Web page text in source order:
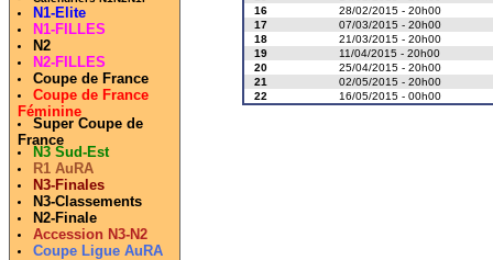
N1-Elite
N1-FILLES
N2
N2-FILLES
Coupe de France
Coupe de France
Féminine
Super Coupe de
France
N3 Sud-Est
R1 AuRA
N3-Finales
N3-Classements
N2-Finale
Accession N3-N2
Coupe Ligue AuRA
16
28/02/2015 - 20h00
17
07/03/2015 - 20h00
18
21/03/2015 - 20h00
19
11/04/2015 - 20h00
20
25/04/2015 - 20h00
21
02/05/2015 - 20h00
22
16/05/2015 - 00h00